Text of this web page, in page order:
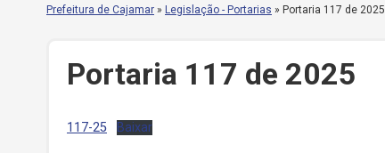
Prefeitura de Cajamar » Legislação - Portarias » Portaria 117 de 2025
Portaria 117 de 2025
117-25 Baixar